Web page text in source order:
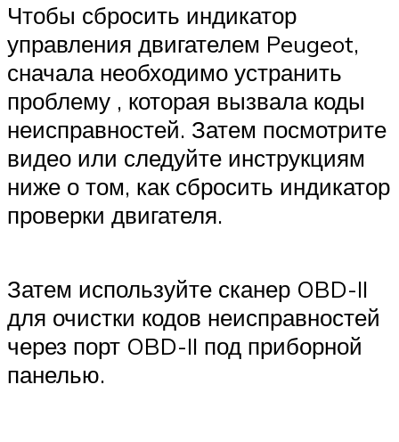
Чтобы сбросить индикатор
управления двигателем Peugeot,
сначала необходимо устранить
проблему , которая вызвала коды
неисправностей. Затем посмотрите
видео или следуйте инструкциям
ниже о том, как сбросить индикатор
проверки двигателя.
Затем используйте сканер OBD-II
для очистки кодов неисправностей
через порт OBD-II под приборной
панелью.